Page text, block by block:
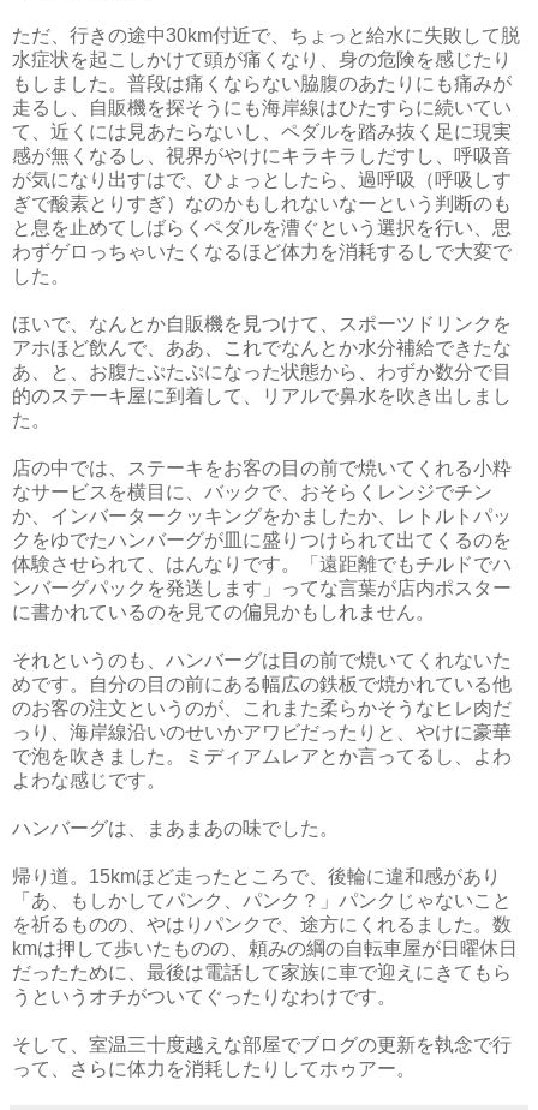
ただ、行きの途中30km付近で、ちょっと給水に失敗して脱
水症状を起こしかけて頭が痛くなり、身の危険を感じたり
もしました。普段は痛くならない脇腹のあたりにも痛みが
走るし、自販機を探そうにも海岸線はひたすらに続いてい
て、近くには見あたらないし、ペダルを踏み抜く足に現実
感が無くなるし、視界がやけにキラキラしだすし、呼吸音
が気になり出すはで、ひょっとしたら、過呼吸（呼吸しす
ぎで酸素とりすぎ）なのかもしれないなーという判断のも
と息を止めてしばらくペダルを漕ぐという選択を行い、思
わずゲロっちゃいたくなるほど体力を消耗するしで大変で
した。
ほいで、なんとか自販機を見つけて、スポーツドリンクを
アホほど飲んで、ああ、これでなんとか水分補給できたな
あ、と、お腹たぷたぷになった状態から、わずか数分で目
的のステーキ屋に到着して、リアルで鼻水を吹き出しまし
た。
店の中では、ステーキをお客の目の前で焼いてくれる小粋
なサービスを横目に、バックで、おそらくレンジでチン
か、インバータークッキングをかましたか、レトルトパッ
クをゆでたハンバーグが皿に盛りつけられて出てくるのを
体験させられて、はんなりです。「遠距離でもチルドでハ
ンバーグパックを発送します」ってな言葉が店内ポスター
に書かれているのを見ての偏見かもしれません。
それというのも、ハンバーグは目の前で焼いてくれないた
めです。自分の目の前にある幅広の鉄板で焼かれている他
のお客の注文というのが、これまた柔らかそうなヒレ肉だ
っり、海岸線沿いのせいかアワビだったりと、やけに豪華
で泡を吹きました。ミディアムレアとか言ってるし、よわ
よわな感じです。
ハンバーグは、まあまあの味でした。
帰り道。15kmほど走ったところで、後輪に違和感があり
「あ、もしかしてパンク、パンク？」パンクじゃないこと
を祈るものの、やはりパンクで、途方にくれるました。数
kmは押して歩いたものの、頼みの綱の自転車屋が日曜休日
だったために、最後は電話して家族に車で迎えにきてもら
うというオチがついてぐったりなわけです。
そして、室温三十度越えな部屋でブログの更新を執念で行
って、さらに体力を消耗したりしてホゥアー。